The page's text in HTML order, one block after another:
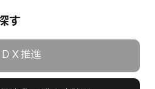
す
ＤＸ推進